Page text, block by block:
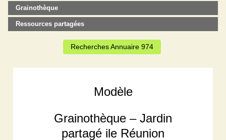
Grainothèque
Ressources partagées
Recherches Annuaire 974
Modèle
Grainothèque – Jardin
partagé ile Réunion